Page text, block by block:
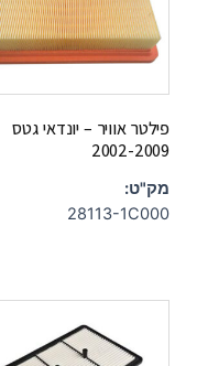
פילטר אוויר – יונדאי גטס
2002-2009
מק"ט:
28113-1C000